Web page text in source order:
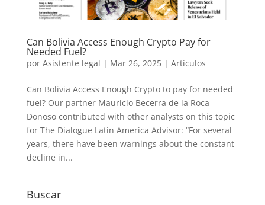
Can Bolivia Access Enough Crypto Pay for
Needed Fuel?
por Asistente legal | Mar 26, 2025| Artículos
Can Bolivia Access Enough Crypto to pay for needed
fuel? Our partner Mauricio Becerra de la Roca
Donoso contributed with other analysts on this topic
for The Dialogue Latin America Advisor: “For several
years, there have been warn­ings about the constant
decline in...
Buscar